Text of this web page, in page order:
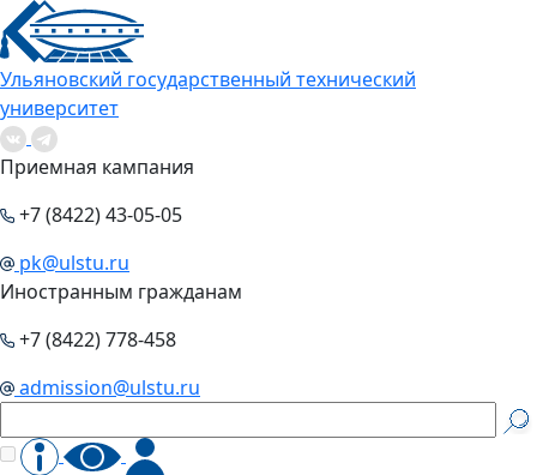
Ульяновский государственный технический
университет
Приемная кампания
+7 (8422) 43-05-05
pk@ulstu.ru
Иностранным гражданам
+7 (8422) 778-458
admission@ulstu.ru